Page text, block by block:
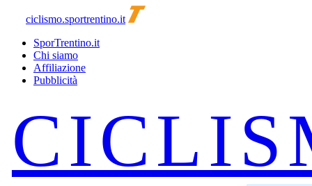
ciclismo.sportrentino.it
SporTrentino.it
Chi siamo
Affiliazione
Pubblicità